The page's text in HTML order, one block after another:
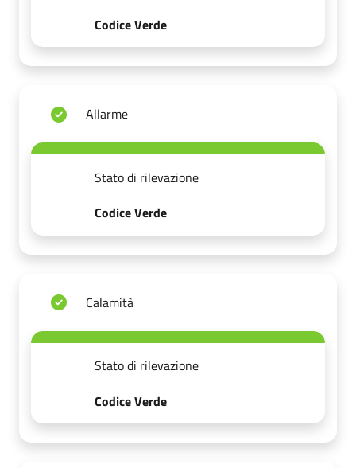
Codice Verde
Allarme
Stato di rilevazione
Codice Verde
Calamità
Stato di rilevazione
Codice Verde